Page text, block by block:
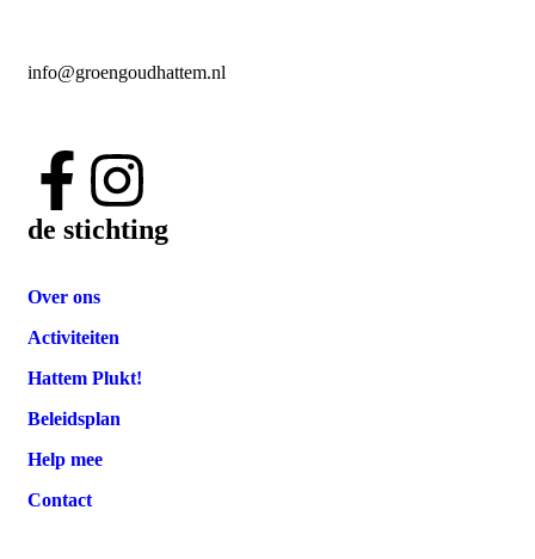
info@groengoudhattem.nl
de stichting
Over ons
Activiteiten
Hattem Plukt!
Beleidsplan
Help mee
Contact